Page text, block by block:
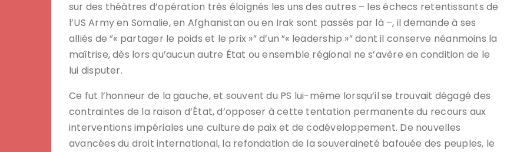
sur des théâtres d’opération très éloignés les uns des autres – les échecs retentissants de
l’US Army en Somalie, en Afghanistan ou en Irak sont passés par là –, il demande à ses
alliés de ”« partager le poids et le prix »” d’un ”« leadership »” dont il conserve néanmoins la
maîtrise, dès lors qu’aucun autre État ou ensemble régional ne s’avère en condition de le
lui disputer.
Ce fut l’honneur de la gauche, et souvent du PS lui-même lorsqu’il se trouvait dégagé des
contraintes de la raison d’État, d’opposer à cette tentation permanente du recours aux
interventions impériales une culture de paix et de codéveloppement. De nouvelles
avancées du droit international, la refondation de la souveraineté bafouée des peuples, le